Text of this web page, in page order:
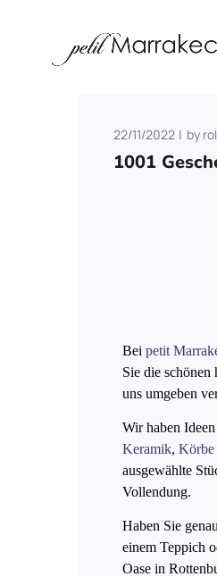
22/11/2022 by
1001
Bei petit
Sie die
uns umgeben
Wir haben
Keramik, Körbe
ausgewählte
Vollendung.
Haben Sie
einem Teppich
Oase in